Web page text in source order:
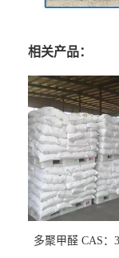
相关产品：
多聚甲醛 CAS：